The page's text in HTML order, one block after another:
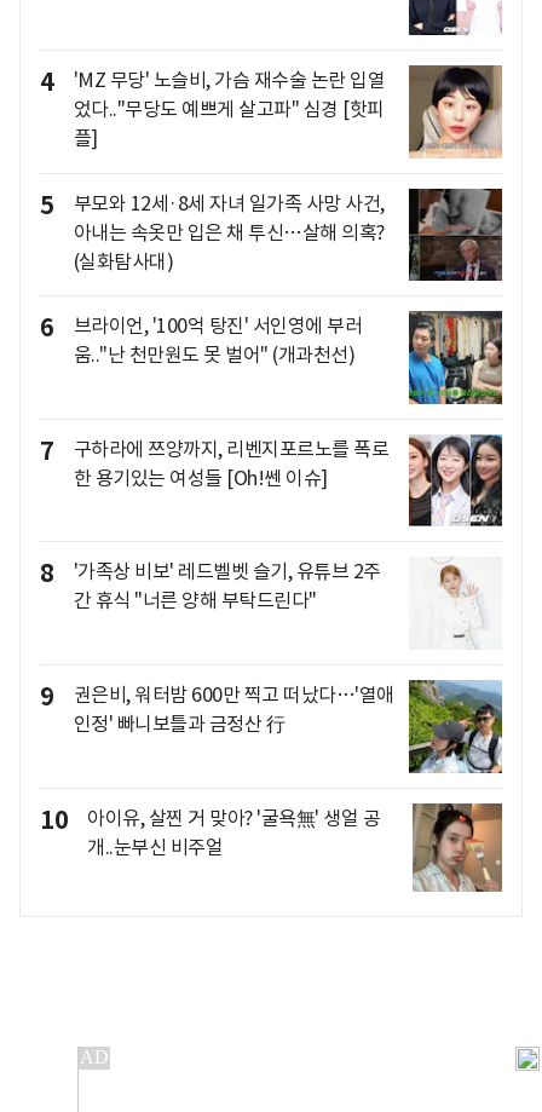
4
'MZ 무당' 노슬비, 가슴 재수술 논란 입열
었다.."무당도 예쁘게 살고파" 심경 [핫피
플]
5
부모와 12세·8세 자녀 일가족 사망 사건,
아내는 속옷만 입은 채 투신…살해 의혹?
(실화탐사대)
6
브라이언, '100억 탕진' 서인영에 부러
움.."난 천만원도 못 벌어" (개과천선)
7
구하라에 쯔양까지, 리벤지포르노를 폭로
한 용기있는 여성들 [Oh!쎈 이슈]
8
'가족상 비보' 레드벨벳 슬기, 유튜브 2주
간 휴식 "너른 양해 부탁드린다"
9
권은비, 워터밤 600만 찍고 떠났다…'열애
인정' 빠니보틀과 금정산 行
10
아이유, 살찐 거 맞아? '굴욕無' 생얼 공
개..눈부신 비주얼